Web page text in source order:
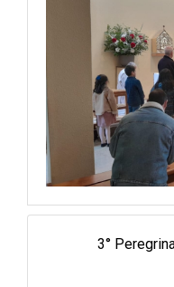
3°